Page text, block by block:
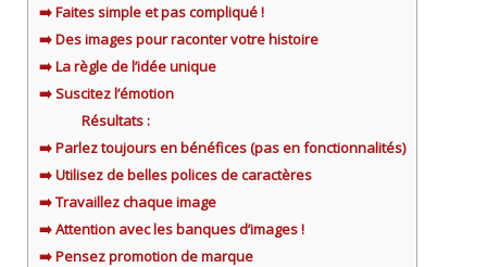
➡️ Faites simple et pas compliqué !
➡️ Des images pour raconter votre histoire
➡️ La règle de l’idée unique
➡️ Suscitez l’émotion
Résultats :
➡️ Parlez toujours en bénéfices (pas en fonctionnalités)
➡️ Utilisez de belles polices de caractères
➡️ Travaillez chaque image
➡️ Attention avec les banques d’images !
➡️ Pensez promotion de marque